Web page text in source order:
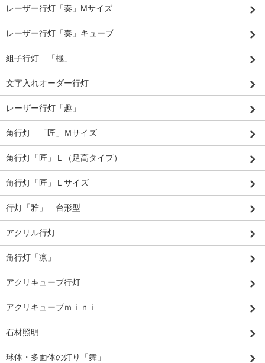
レーザー行灯「奏」Mサイズ
レーザー行灯「奏」キューブ
組子行灯 「極」
文字入れオーダー行灯
レーザー行灯「趣」
角行灯 「匠」Ｍサイズ
角行灯「匠」Ｌ（足高タイプ）
角行灯「匠」Ｌサイズ
行灯「雅」 台形型
アクリル行灯
角行灯「凛」
アクリキューブ行灯
アクリキューブｍｉｎｉ
石材照明
球体・多面体の灯り「舞」